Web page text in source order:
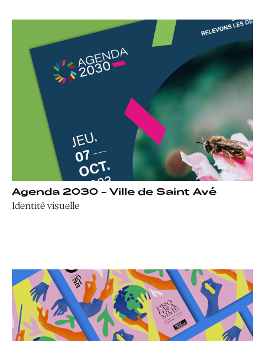
Agenda 2030 - Ville de Saint Avé
Identité visuelle